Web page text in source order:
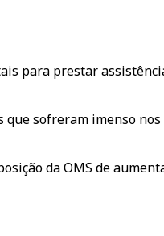
para prestar
sofreram imenso
da OMS de